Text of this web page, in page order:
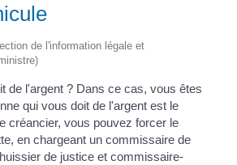
de l'information légale et
de l'argent ? Dans ce cas, vous êtes
qui vous doit de l'argent est le
créancier, vous pouvez forcer le
en chargeant un commissaire de
de justice et commissaire-